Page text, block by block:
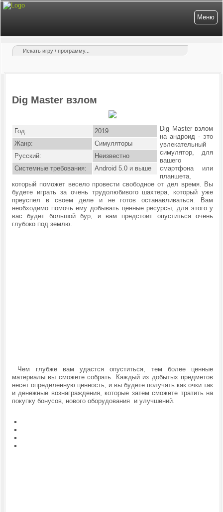
Меню
Dig Master взлом
Год:
2019
Жанр:
Симуляторы
Русский:
Неизвестно
Системные требования:
Android 5.0 и выше
Dig Master взлом
на андроид - это
увлекательный
симулятор, для
вашего
смартфона или
планшета,
который поможет весело провести свободное от дел время. Вы
будете играть за очень трудолюбивого шахтера, который уже
преуспел в своем деле и не готов останавливаться. Вам
необходимо помочь ему добывать ценные ресурсы, для этого у
вас будет большой бур, и вам предстоит опуститься очень
глубоко под землю.
Чем глубже вам удастся опуститься, тем более ценные
материалы вы сможете собрать. Каждый из добытых предметов
несет определенную ценность, и вы будете получать как очки так
и денежные вознаграждения, которые затем сможете тратить на
покупку бонусов, нового оборудования и улучшений.